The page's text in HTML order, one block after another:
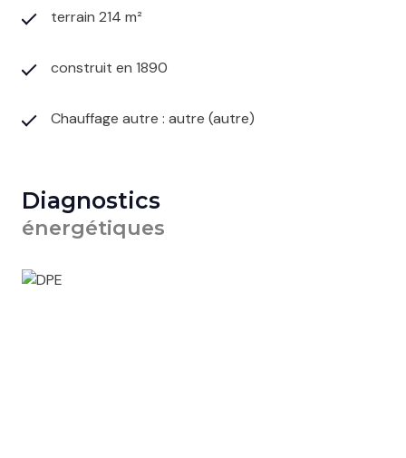
terrain 214 m²
construit en 1890
Chauffage autre : autre (autre)
Diagnostics
énergétiques